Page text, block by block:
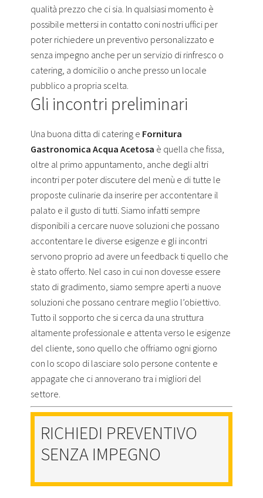
qualità prezzo che ci sia. In qualsiasi momento è
possibile mettersi in contatto coni nostri uffici per
poter richiedere un preventivo personalizzato e
senza impegno anche per un servizio di rinfresco o
catering, a domicilio o anche presso un locale
pubblico a propria scelta.
Gli incontri preliminari
Una buona ditta di catering e Fornitura
Gastronomica Acqua Acetosa è quella che fissa,
oltre al primo appuntamento, anche degli altri
incontri per poter discutere del menù e di tutte le
proposte culinarie da inserire per accontentare il
palato e il gusto di tutti. Siamo infatti sempre
disponibili a cercare nuove soluzioni che possano
accontentare le diverse esigenze e gli incontri
servono proprio ad avere un feedback ti quello che
è stato offerto. Nel caso in cui non dovesse essere
stato di gradimento, siamo sempre aperti a nuove
soluzioni che possano centrare meglio l’obiettivo.
Tutto il sopporto che si cerca da una struttura
altamente professionale e attenta verso le esigenze
del cliente, sono quello che offriamo ogni giorno
con lo scopo di lasciare solo persone contente e
appagate che ci annoverano tra i migliori del
settore.
RICHIEDI PREVENTIVO
SENZA IMPEGNO